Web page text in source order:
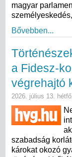
magyar
Bővebben...
a Fidesz-
végrehajtó
2026. július 13.
szabadság
károkat okozó